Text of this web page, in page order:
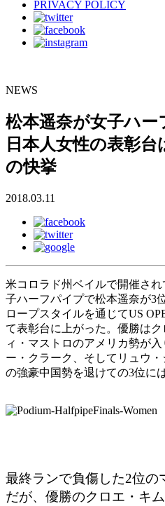
PRIVACY POLICY
NEWS
松本遥奈が女子ハー
日本人女性の表彰台
の快挙
2018.03.11
米コロラド州ベイルで開催さ
子ハーフパイプで松本遥奈が3
ロープスタイルを通じてUS
て表彰台に上がった。優勝は
ィ・マストロのアメリカ勢が
ー・クラーク、そしてリュウ
の強豪中国勢を退けての3位に
最終ランで負傷した2位の
だが、優勝のクロエ・キ